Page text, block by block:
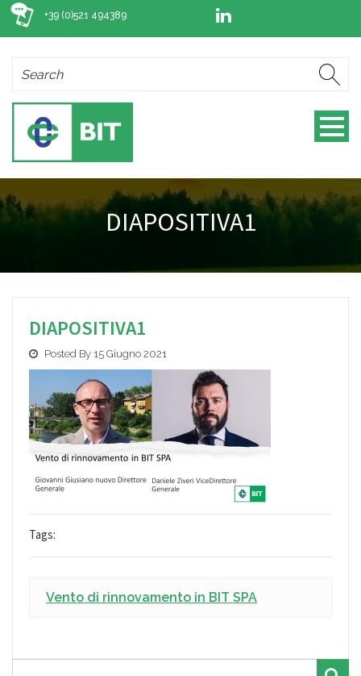
+39 (0)521 494389
DIAPOSITIVA1
DIAPOSITIVA1
Posted By 15 Giugno 2021
Tags:
Vento di rinnovamento in BIT SPA